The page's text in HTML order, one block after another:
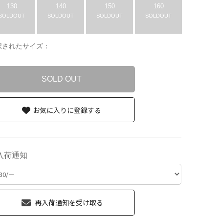
130 140
SOLDOUT
150
SOLDOUT
160
SOLDOUT
れたサイズ：
SOLD OUT
荷通知
お気に入りに登録する